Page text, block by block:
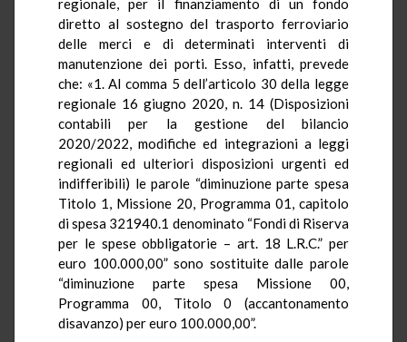
regionale, per il finanziamento di un fondo
diretto al sostegno del trasporto ferroviario
delle merci e di determinati interventi di
manutenzione dei porti. Esso, infatti, prevede
che: «1. Al comma 5 dell’articolo 30 della legge
regionale 16 giugno 2020, n. 14 (Disposizioni
contabili per la gestione del bilancio
2020/2022, modifiche ed integrazioni a leggi
regionali ed ulteriori disposizioni urgenti ed
indifferibili) le parole “diminuzione parte spesa
Titolo 1, Missione 20, Programma 01, capitolo
di spesa 321940.1 denominato “Fondi di Riserva
per le spese obbligatorie – art. 18 L.R.C.” per
euro 100.000,00” sono sostituite dalle parole
“diminuzione parte spesa Missione 00,
Programma 00, Titolo 0 (accantonamento
disavanzo) per euro 100.000,00”.